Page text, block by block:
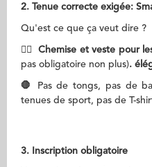
2. Tenue correcte exigée:
Qu'est ce que ça veut dire ?
👌🏻 Chemise et veste pour
pas obligatoire non plus).
🛑
Pas de tongs, pas de
tenues de sport, pas de T-
3. Inscription obligatoire